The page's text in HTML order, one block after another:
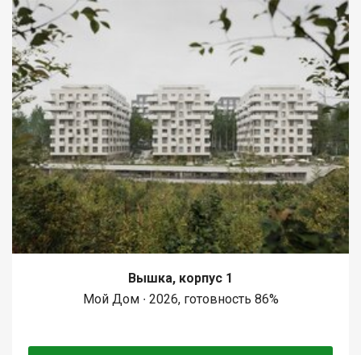
Вышка, корпус 1
Мой Дом ∙ 2026, готовность 86%